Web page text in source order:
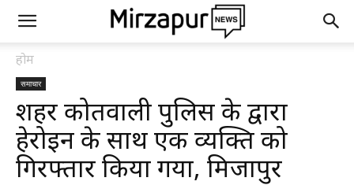
होम
समाचार
शहर कोतवाली पुलिस के द्वारा
हेरोइन के साथ एक व्यक्ति को
गिरफ्तार किया गया, मिर्जापुर